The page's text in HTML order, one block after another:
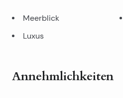
Meerblick
Luxus
Annehmlichkeiten